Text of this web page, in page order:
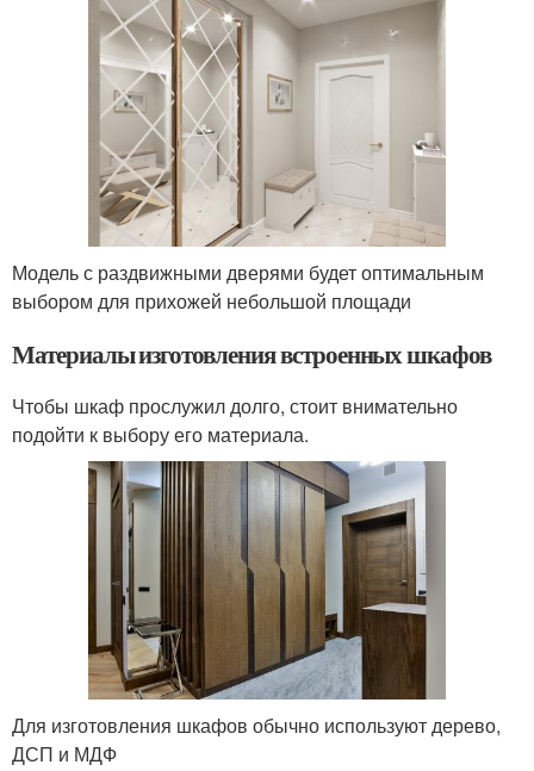
Модель с раздвижными дверями будет оптимальным
выбором для прихожей небольшой площади
Материалы изготовления встроенных шкафов
Чтобы шкаф прослужил долго, стоит внимательно
подойти к выбору его материала.
Для изготовления шкафов обычно используют дерево,
ДСП и МДФ